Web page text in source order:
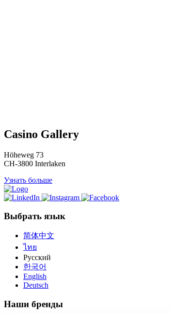
Casino Gallery
Höheweg 73
CH-3800 Interlaken
Узнать больше
Выбрать язык
简体中文
ไทย
Русский
한국어
English
Deutsch
Наши бренды